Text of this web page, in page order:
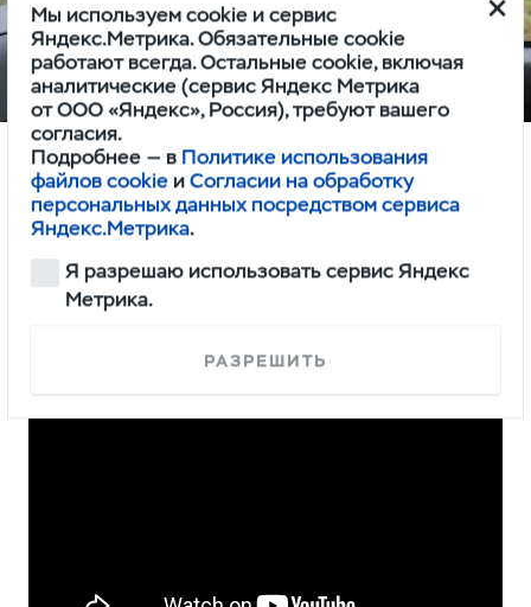
New! Ручка для комфортной
посадки.
Мы используем cookie и сервис
Яндекс.Метрика. Обязательные cookie
работают всегда. Остальные cookie, включая
аналитические (сервис Яндекс Метрика
от ООО «Яндекс», Россия), требуют вашего
согласия.
Подробнее — в Политике использования
файлов cookie иСогласии на обработку
персональных данных посредством сервиса
Яндекс.Метрика.
Я разрешаю использовать сервис Яндекс
Метрика.
РАЗРЕШИТЬ